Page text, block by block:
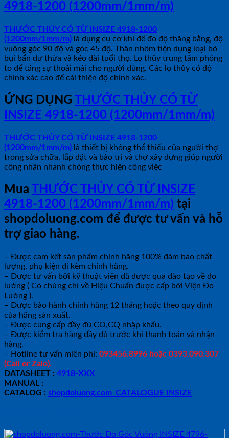
4918-1200 (1200mm/1mm/m)
THƯỚC THỦY CÓ TỪ INSIZE 4918-1200
(1200mm/1mm/m) là dụng cụ cơ khí để đo độ thăng bằng, độ
vuông góc 90 độ và góc 45 độ. Thân nhôm tiện dụng loại bỏ
bụi bẩn dư thừa và kéo dài tuổi thọ. Lọ thủy trung tâm phóng
to để tăng sự thoải mái cho người dùng. Các lọ thủy có độ
chính xác cao để cải thiện độ chính xác.
ỨNG DỤNG THƯỚC THỦY CÓ TỪ
INSIZE 4918-1200 (1200mm/1mm/m)
THƯỚC THỦY CÓ TỪ INSIZE 4918-1200
(1200mm/1mm/m) là thiết bị không thể thiếu của người thợ
trong sửa chữa, lắp đặt và bảo trì và thợ xây dựng giúp người
công nhân nhanh chóng thực hiện công việc
Mua THƯỚC THỦY CÓ TỪ INSIZE
4918-1200 (1200mm/1mm/m) tại
shopdoluong.com để được tư vấn và hỗ
trợ giao hàng.
– Được cam kết sản phẩm chính hãng 100% đảm bảo chất
lượng, phụ kiện đi kèm chính hãng.
– Được tư vấn bởi kỹ thuật viên đã được qua đào tạo về đo
lường ( Có chứng chỉ về Hiệu Chuẩn được cấp bởi Viện Đo
Lường ).
– Được bảo hành chính hãng 12 tháng hoặc theo quy định
của hãng sản xuất.
– Được cung cấp đầy đủ CO,CQ nhập khẩu.
– Được kiểm tra hàng đầy đủ trước khi thanh toán và nhận
hàng.
– Hotline tư vấn miễn phí: 093456.8996 hoặc 0393.090.307
(Call or Zalo).
DATASHEET : 4918-XXX
MANUAL :
CATALOG : shopdoluong.com_CATALOGUE INSIZE